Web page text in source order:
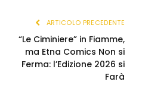
ARTICOLO PRECEDENTE
“Le Ciminiere” in Fiamme,
ma Etna Comics Non si
Ferma: l’Edizione 2026 si
Farà